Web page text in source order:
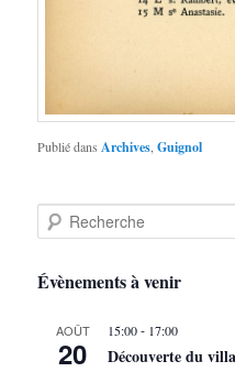
Publié dans Archives ,Guignol
e
h
Évènements à venir
AOÛT
20
15:00- 17:00
Découverte du